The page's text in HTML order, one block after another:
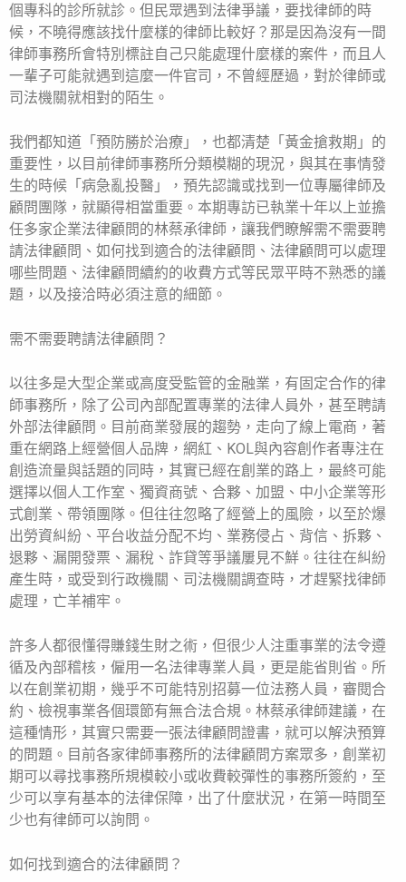
個專科的診所就診。但民眾遇到法律爭議，要找律師的時
候，不曉得應該找什麼樣的律師比較好？那是因為沒有一間
律師事務所會特別標註自己只能處理什麼樣的案件，而且人
一輩子可能就遇到這麼一件官司，不曾經歷過，對於律師或
司法機關就相對的陌生。
我們都知道「預防勝於治療」，也都清楚「黃金搶救期」的
重要性，以目前律師事務所分類模糊的現況，與其在事情發
生的時候「病急亂投醫」，預先認識或找到一位專屬律師及
顧問團隊，就顯得相當重要。本期專訪已執業十年以上並擔
任多家企業法律顧問的林蔡承律師，讓我們瞭解需不需要聘
請法律顧問、如何找到適合的法律顧問、法律顧問可以處理
哪些問題、法律顧問續約的收費方式等民眾平時不熟悉的議
題，以及接洽時必須注意的細節。
需不需要聘請法律顧問？
以往多是大型企業或高度受監管的金融業，有固定合作的律
師事務所，除了公司內部配置專業的法律人員外，甚至聘請
外部法律顧問。目前商業發展的趨勢，走向了線上電商，著
重在網路上經營個人品牌，網紅、KOL與內容創作者專注在
創造流量與話題的同時，其實已經在創業的路上，最終可能
選擇以個人工作室、獨資商號、合夥、加盟、中小企業等形
式創業、帶領團隊。但往往忽略了經營上的風險，以至於爆
出勞資糾紛、平台收益分配不均、業務侵占、背信、拆夥、
退夥、漏開發票、漏稅、詐貸等爭議屢見不鮮。往往在糾紛
產生時，或受到行政機關、司法機關調查時，才趕緊找律師
處理，亡羊補牢。
許多人都很懂得賺錢生財之術，但很少人注重事業的法令遵
循及內部稽核，僱用一名法律專業人員，更是能省則省。所
以在創業初期，幾乎不可能特別招募一位法務人員，審閱合
約、檢視事業各個環節有無合法合規。林蔡承律師建議，在
這種情形，其實只需要一張法律顧問證書，就可以解決預算
的問題。目前各家律師事務所的法律顧問方案眾多，創業初
期可以尋找事務所規模較小或收費較彈性的事務所簽約，至
少可以享有基本的法律保障，出了什麼狀況，在第一時間至
少也有律師可以詢問。
如何找到適合的法律顧問？